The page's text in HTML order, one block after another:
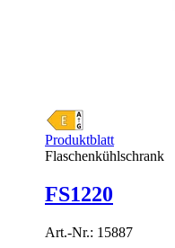
Produktblatt
Flaschenkühlschrank
FS1220
Art.-Nr.: 15887